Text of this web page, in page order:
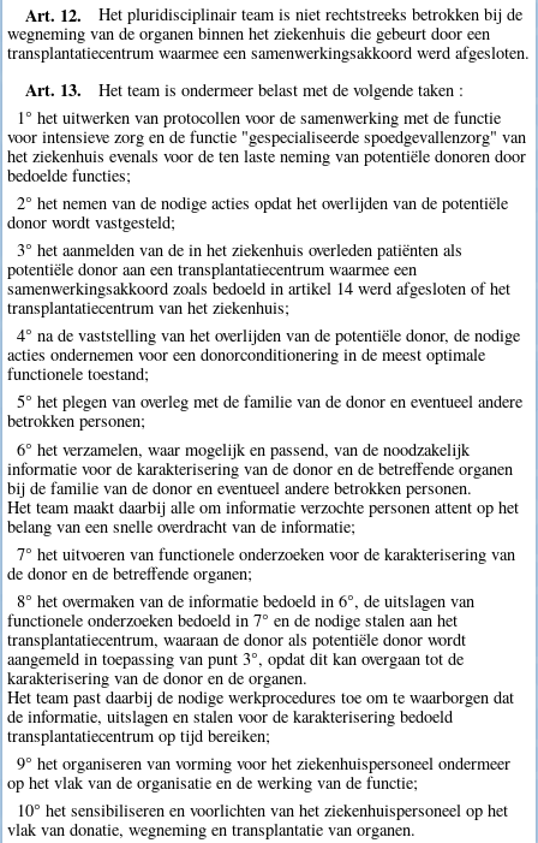
Art. 12.
Het pluridisciplinair team is niet rechtstreeks betrokken bij de
wegneming van de organen binnen het ziekenhuis die gebeurt door een
transplantatiecentrum waarmee een samenwerkingsakkoord werd afgesloten.
Art. 13.
Het team is ondermeer belast met de volgende taken :
1° het uitwerken van protocollen voor de samenwerking met de functie
voor intensieve zorg en de functie "gespecialiseerde spoedgevallenzorg" van
het ziekenhuis evenals voor de ten laste neming van potentiële donoren door
bedoelde functies;
2° het nemen van de nodige acties opdat het overlijden van de potentiële
donor wordt vastgesteld;
3° het aanmelden van de in het ziekenhuis overleden patiënten als
potentiële donor aan een transplantatiecentrum waarmee een
samenwerkingsakkoord zoals bedoeld in artikel 14 werd afgesloten of het
transplantatiecentrum van het ziekenhuis;
4° na de vaststelling van het overlijden van de potentiële donor, de nodige
acties ondernemen voor een donorconditionering in de meest optimale
functionele toestand;
5° het plegen van overleg met de familie van de donor en eventueel andere
betrokken personen;
6° het verzamelen, waar mogelijk en passend, van de noodzakelijk
informatie voor de karakterisering van de donor en de betreffende organen
bij de familie van de donor en eventueel andere betrokken personen.
Het team maakt daarbij alle om informatie verzochte personen attent op het
belang van een snelle overdracht van de informatie;
7° het uitvoeren van functionele onderzoeken voor de karakterisering van
de donor en de betreffende organen;
8° het overmaken van de informatie bedoeld in 6°, de uitslagen van
functionele onderzoeken bedoeld in 7° en de nodige stalen aan het
transplantatiecentrum, waaraan de donor als potentiële donor wordt
aangemeld in toepassing van punt 3°, opdat dit kan overgaan tot de
karakterisering van de donor en de organen.
Het team past daarbij de nodige werkprocedures toe om te waarborgen dat
de informatie, uitslagen en stalen voor de karakterisering bedoeld
transplantatiecentrum op tijd bereiken;
9° het organiseren van vorming voor het ziekenhuispersoneel ondermeer
op het vlak van de organisatie en de werking van de functie;
10° het sensibiliseren en voorlichten van het ziekenhuispersoneel op het
vlak van donatie, wegneming en transplantatie van organen.